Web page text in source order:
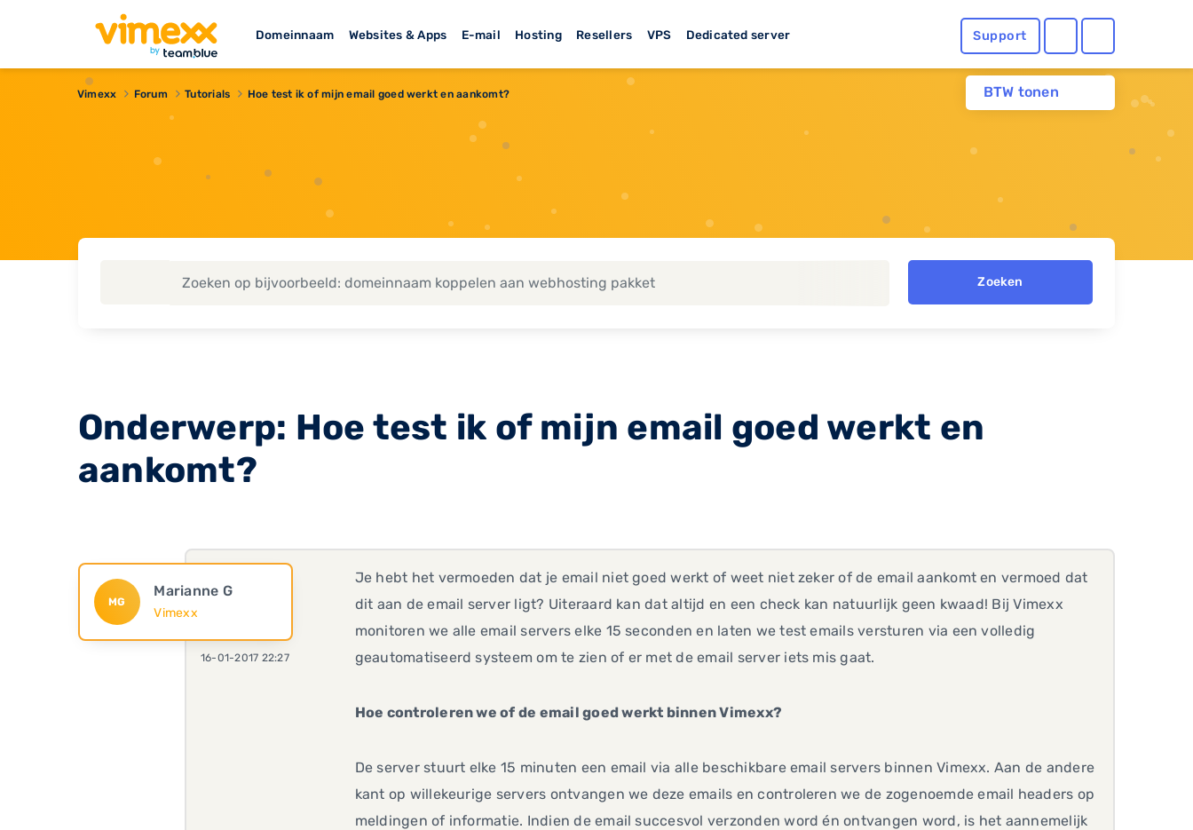
Domeinnaam Websites & Apps E-mail Hosting Resellers VPS Dedicated server Support
BTW tonen
Vimexx Forum Tutorials Hoe test ik of mijn email goed werkt en aankomt?
Zoeken
Onderwerp: Hoe test ik of mijn email goed werkt en
aankomt?
MG
Marianne G
Vimexx
16-01-2017 22:27
Je hebt het vermoeden dat je email niet goed werkt of weet niet zeker of de email aankomt en vermoed dat
dit aan de email server ligt? Uiteraard kan dat altijd en een check kan natuurlijk geen kwaad! Bij Vimexx
monitoren we alle email servers elke 15 seconden en laten we test emails versturen via een volledig
geautomatiseerd systeem om te zien of er met de email server iets mis gaat.
Hoe controleren we of de email goed werkt binnen Vimexx?
De server stuurt elke 15 minuten een email via alle beschikbare email servers binnen Vimexx. Aan de andere
kant op willekeurige servers ontvangen we deze emails en controleren we de zogenoemde email headers op
meldingen of informatie. Indien de email succesvol verzonden word én ontvangen word, is het aannemelijk